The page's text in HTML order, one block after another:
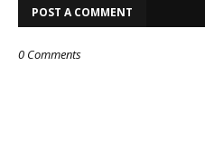
POST A COMMENT
0 Comments